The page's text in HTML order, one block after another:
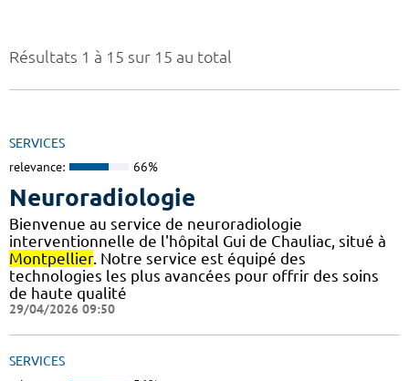
Résultats 1 à 15 sur 15 au total
SERVICES
relevance: 66%
Neuroradiologie
Bienvenue au service de neuroradiologie
interventionnelle de l'hôpital Gui de Chauliac, situé à
Montpellier. Notre service est équipé des
technologies les plus avancées pour offrir des soins
de haute qualité
29/04/2026 09:50
SERVICES